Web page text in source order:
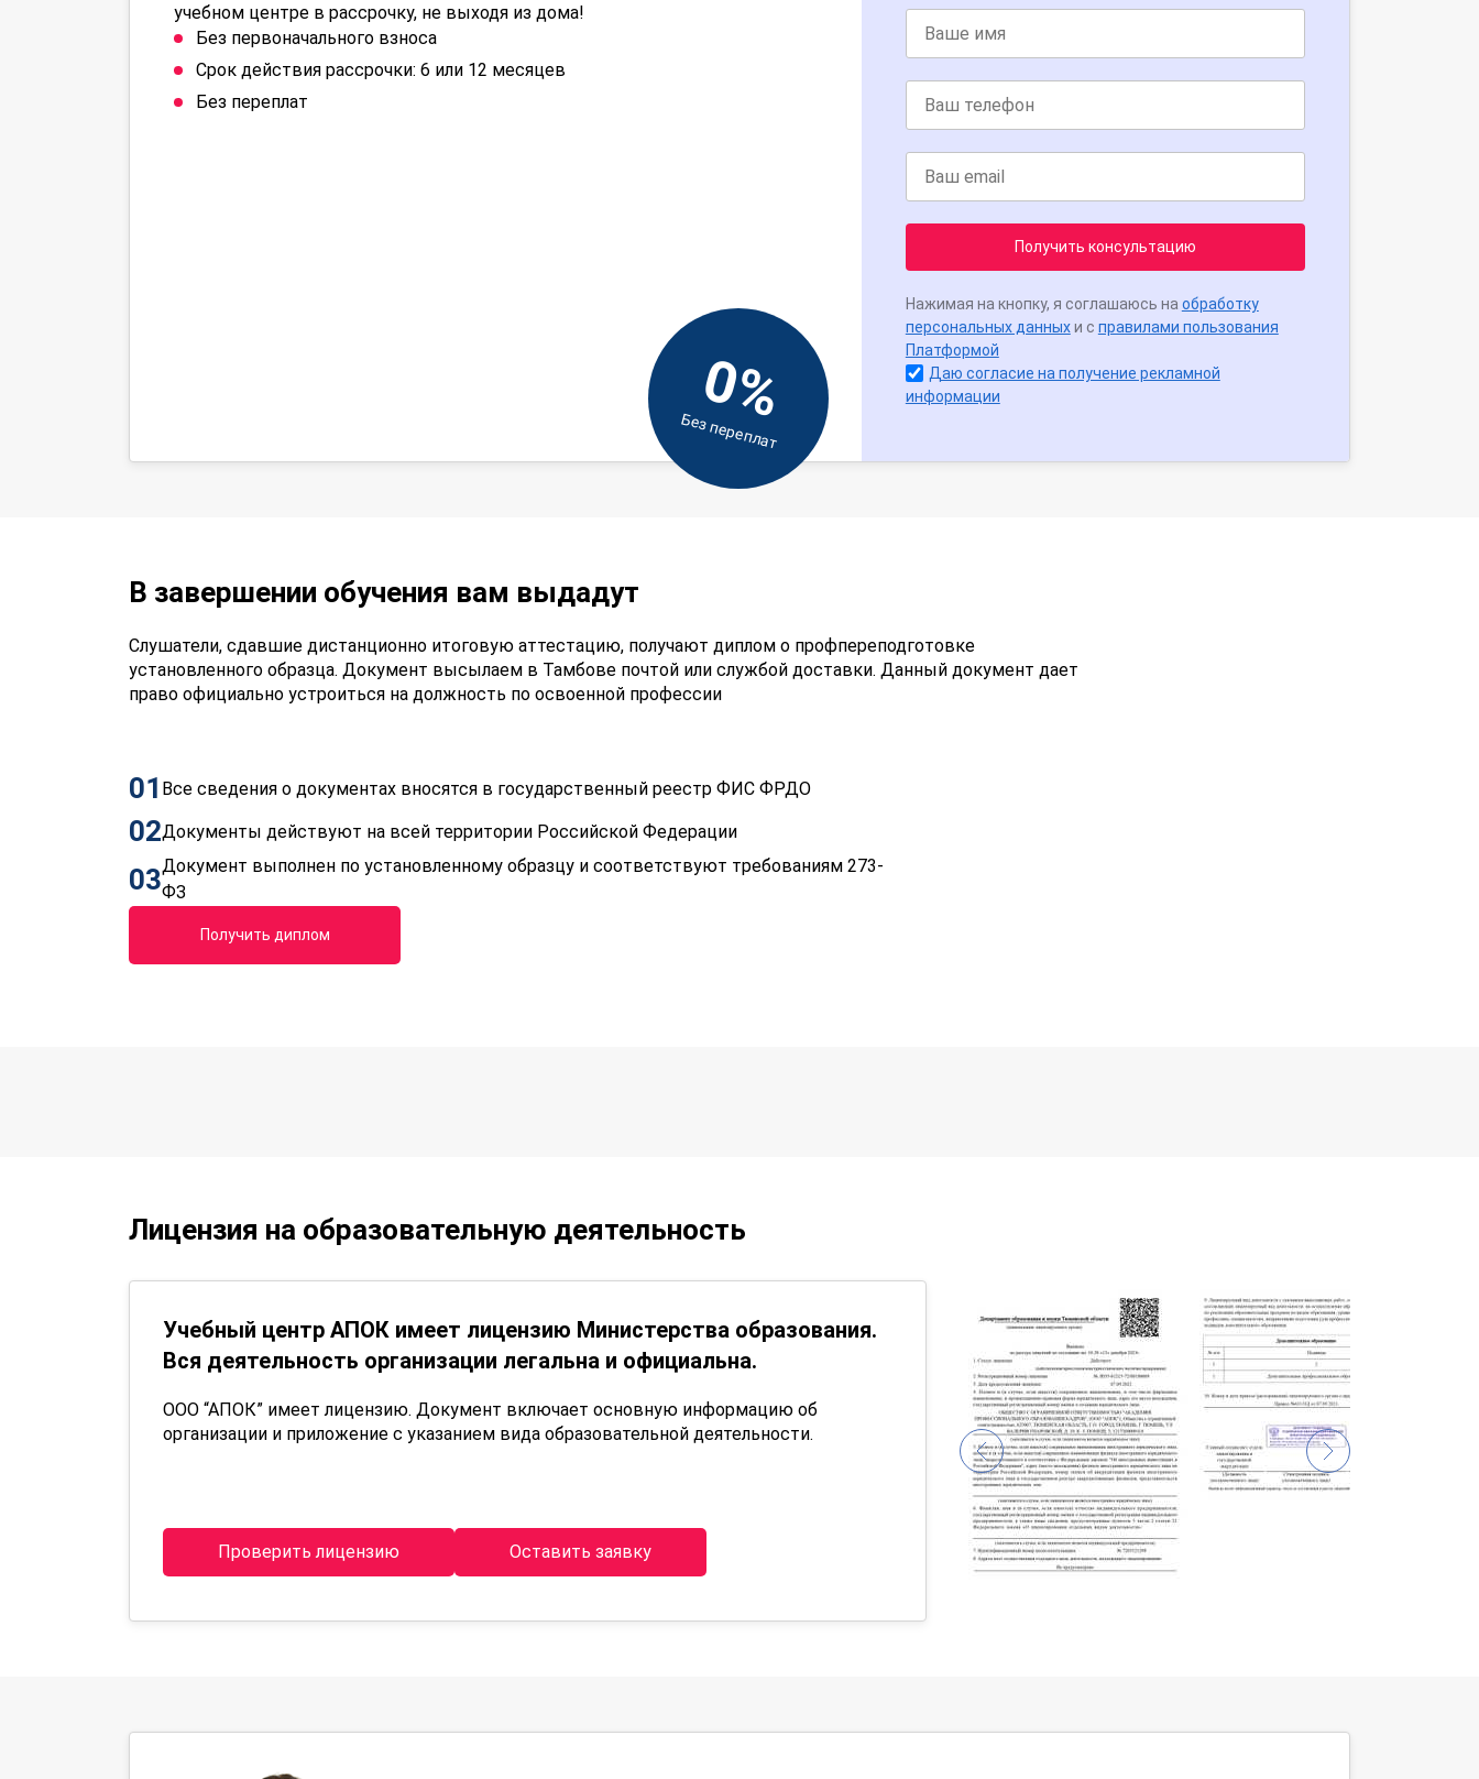
учебном центре в рассрочку, не выходя из дома!
Без первоначального взноса
Срок действия рассрочки: 6 или 12 месяцев
Без переплат
0%
Без переплат
Получить консультацию
Нажимая на кнопку, я соглашаюсь на обработку
персональных данныхи с правилами пользования
Платформой
Даю согласие на получение рекламной
информации
В завершении обучения вам выдадут
Слушатели, сдавшие дистанционно итоговую аттестацию, получают диплом о профпереподготовке
установленного образца. Документ высылаем в Тамбове почтой или службой доставки. Данный документ дает
право официально устроиться на должность по освоенной профессии
01 Все сведения о документах вносятся в государственный реестр ФИС ФРДО
02Документы действуют на всей территории Российской Федерации
03Документ выполнен по установленному образцу и соответствуют требованиям 273-
ФЗ
Получить диплом
Лицензия на образовательную деятельность
Учебный центр АПОК имеет лицензию Министерства образования.
Вся деятельность организации легальна и официальна.
ООО “АПОК” имеет лицензию. Документ включает основную информацию об
организации и приложение с указанием вида образовательной деятельности.
Проверить лицензию Оставить заявку